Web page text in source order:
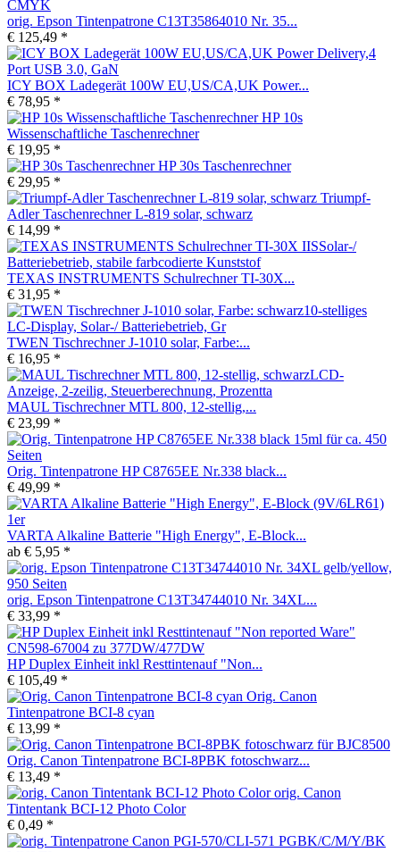
orig. Epson Tintenpatrone C13T35864010 Nr. 35...
€ 125,49 *
ICY BOX Ladegerät 100W EU,US/CA,UK Power...
€ 78,95 *
HP 10s
Wissenschaftliche Taschenrechner
€ 19,95 *
HP 30s Taschenrechner
€ 29,95 *
Triumpf-
Adler Taschenrechner L-819 solar, schwarz
€ 14,99 *
TEXAS INSTRUMENTS Schulrechner TI-30X...
€ 31,95 *
TWEN Tischrechner J-1010 solar, Farbe:...
€ 16,95 *
MAUL Tischrechner MTL 800, 12-stellig,...
€ 23,99 *
Orig. Tintenpatrone HP C8765EE Nr.338 black...
€ 49,99 *
VARTA Alkaline Batterie "High Energy", E-Block...
ab € 5,95 *
orig. Epson Tintenpatrone C13T34744010 Nr. 34XL...
€ 33,99 *
HP Duplex Einheit inkl Resttintenauf "Non...
€ 105,49 *
Orig. Canon
Tintenpatrone BCI-8 cyan
€ 13,99 *
Orig. Canon Tintenpatrone BCI-8PBK fotoschwarz...
€ 13,49 *
orig. Canon
Tintentank BCI-12 Photo Color
€ 0,49 *